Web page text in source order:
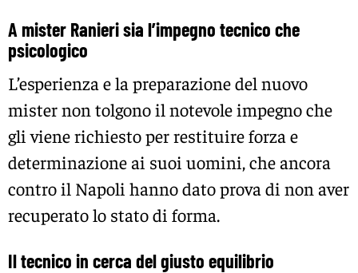
A mister Ranieri sia l’impegno tecnico che
psicologico
L’esperienza e la preparazione del nuovo
mister non tolgono il notevole impegno che
gli viene richiesto per restituire forza e
determinazione ai suoi uomini, che ancora
contro il Napoli hanno dato prova di non aver
recuperato lo stato di forma.
Il tecnico in cerca del giusto equilibrio